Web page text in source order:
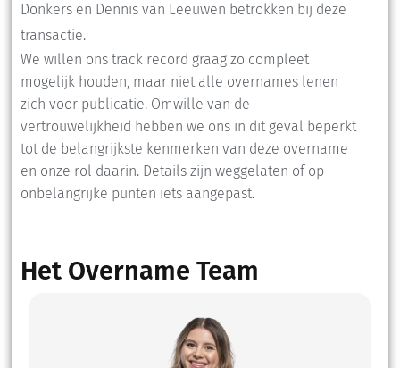
Donkers en Dennis van Leeuwen betrokken bij deze
transactie.
We willen ons track record graag zo compleet
mogelijk houden, maar niet alle overnames lenen
zich voor publicatie. Omwille van de
vertrouwelijkheid hebben we ons in dit geval beperkt
tot de belangrijkste kenmerken van deze overname
en onze rol daarin. Details zijn weggelaten of op
onbelangrijke punten iets aangepast.
Het Overname Team